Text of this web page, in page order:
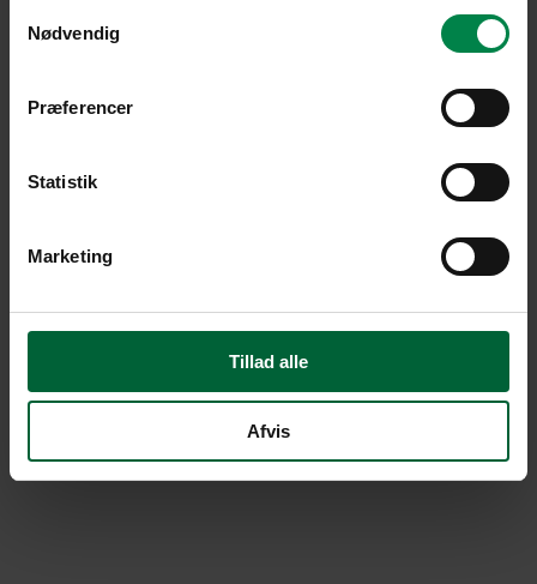
Nødvendig
Præferencer
Statistik
Marketing
Tillad alle
Afvis